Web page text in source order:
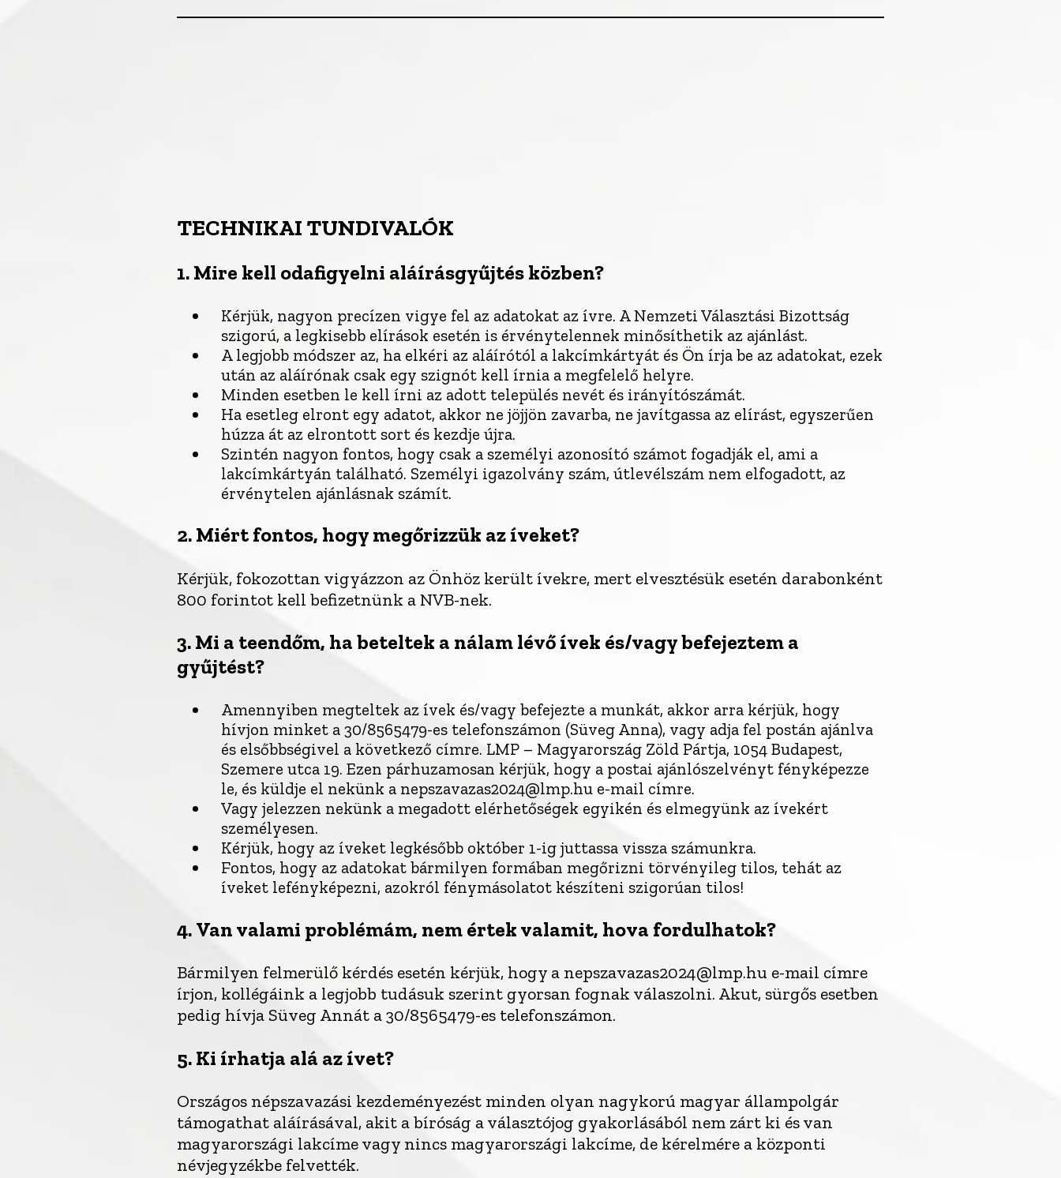
TECHNIKAI TUNDIVALÓK
1.Mire kell odafigyelni aláírásgyűjtés közben?
Kérjük, nagyon precízen vigye fel az adatokat az ívre. A Nemzeti Választási Bizottság
szigorú, a legkisebb elírások esetén is érvénytelennek minősíthetik az ajánlást.
A legjobb módszer az, ha elkéri az aláírótól a lakcímkártyát és Ön írja be az adatokat, ezek
után az aláírónak csak egy szignót kell írnia a megfelelő helyre.
Minden esetben le kell írni az adott település nevét és irányítószámát.
Ha esetleg elront egy adatot, akkor ne jöjjön zavarba, ne javítgassa az elírást, egyszerűen
húzza át az elrontott sort és kezdje újra.
Szintén nagyon fontos, hogy csak a személyi azonosító számot fogadják el, ami a
lakcímkártyán található. Személyi igazolvány szám, útlevélszám nem elfogadott, az
érvénytelen ajánlásnak számít.
2.Miért fontos, hogy megőrizzük az íveket?
Kérjük, fokozottan vigyázzon az Önhöz került ívekre, mert elvesztésük esetén darabonként
800 forintot kell befizetnünk a NVB-nek.
3.Mi a teendőm, ha beteltek a nálam lévő ívek és/vagy befejeztem a
gyűjtést?
Amennyiben megteltek az ívek és/vagy befejezte a munkát, akkor arra kérjük, hogy
hívjon minket a 30/8565479-es telefonszámon (Süveg Anna), vagy adja fel postán ajánlva
és elsőbbségivel a következő címre. LMP – Magyarország Zöld Pártja, 1054 Budapest,
Szemere utca 19. Ezen párhuzamosan kérjük, hogy a postai ajánlószelvényt fényképezze
le, és küldje el nekünk a nepszavazas2024@lmp.hu e-mail címre.
Vagy jelezzen nekünk a megadott elérhetőségek egyikén és elmegyünk az ívekért
személyesen.
Kérjük, hogy az íveket legkésőbb október 1-ig juttassa vissza számunkra.
Fontos, hogy az adatokat bármilyen formában megőrizni törvényileg tilos, tehát az
íveket lefényképezni, azokról fénymásolatot készíteni szigorúan tilos!
4.Van valami problémám, nem értek valamit, hova fordulhatok?
Bármilyen felmerülő kérdés esetén kérjük, hogy a nepszavazas2024@lmp.hu e-mail címre
írjon, kollégáink a legjobb tudásuk szerint gyorsan fognak válaszolni. Akut, sürgős esetben
pedig hívja Süveg Annát a 30/8565479-es telefonszámon.
5.Ki írhatja alá az ívet?
Országos népszavazási kezdeményezést minden olyan nagykorú magyar állampolgár
támogathat aláírásával, akit a bíróság a választójog gyakorlásából nem zárt ki és van
magyarországi lakcíme vagy nincs magyarországi lakcíme, de kérelmére a központi
névjegyzékbe felvették.